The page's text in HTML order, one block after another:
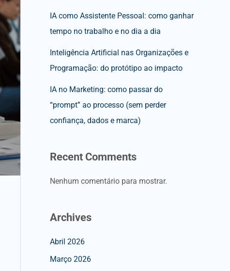
IA como Assistente Pessoal: como ganhar
tempo no trabalho e no dia a dia
Inteligência Artificial nas Organizações e
Programação: do protótipo ao impacto
IA no Marketing: como passar do
“prompt” ao processo (sem perder
confiança, dados e marca)
Recent Comments
Nenhum comentário para mostrar.
Archives
Abril 2026
Março 2026